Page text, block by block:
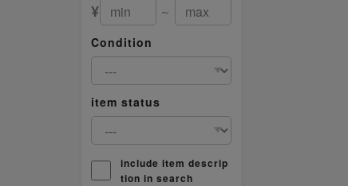
¥
～
Condition
item status
include item descrip
tion in search